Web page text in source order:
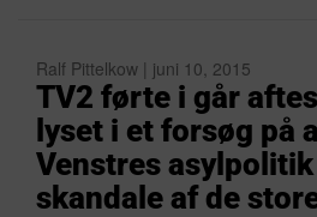
Ralf Pittelkow | juni 10, 2015
TV2 førte i går
lyset i et forsøg på
Venstres
skandale af de